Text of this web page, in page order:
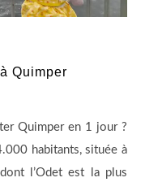
Quimper
Quimper en 1 jour ?
habitants, située à
l’Odet est la plus